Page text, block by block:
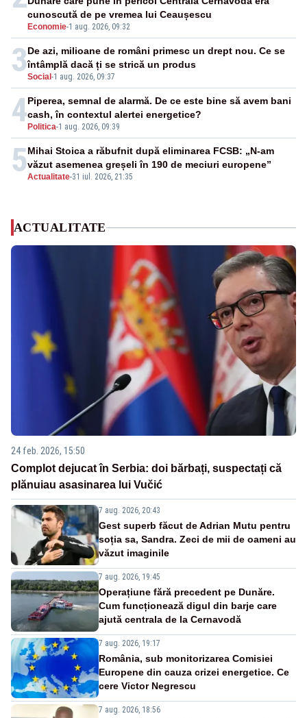
Economie-1 aug. 2026, 09:32
cunoscută de pe vremea lui Ceaușescu
3Social -1 aug. 2026, 09:37
De azi, milioane de români primesc un drept nou. Ce se
întâmplă dacă ți se strică un produs
4 Politica-1 aug. 2026, 09:39
Piperea, semnal de alarmă. De ce este bine să avem bani
cash, în contextul alertei energetice?
5Actualitate-31 iul. 2026, 21:35
Mihai Stoica a răbufnit după eliminarea FCSB: „N-am
văzut asemenea greșeli în 190 de meciuri europene”
ACTUALITATE
24 feb. 2026, 15:50
Complot dejucat în Serbia: doi bărbați, suspectați că
plănuiau asasinarea lui Vučić
7 aug. 2026, 20:43
Gest superb făcut de Adrian Mutu pentru
soția sa, Sandra. Zeci de mii de oameni au
văzut imaginile
7 aug. 2026, 19:45
Operațiune fără precedent pe Dunăre.
Cum funcționează digul din barje care
ajută centrala de la Cernavodă
7 aug. 2026, 19:17
România, sub monitorizarea Comisiei
Europene din cauza crizei energetice. Ce
cere Victor Negrescu
7 aug. 2026, 18:56